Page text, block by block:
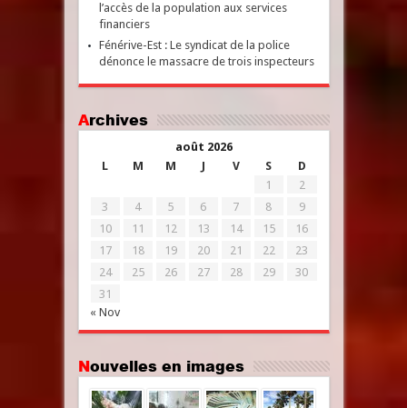
l’accès de la population aux services
financiers
Fénérive-Est : Le syndicat de la police
dénonce le massacre de trois inspecteurs
Archives
août 2026
L
M M J V S D
« Nov
1
2
3
4 5 6 7 8
9
10
11 12 13 14 15
16
17
18 19 20 21 22
23
24
25 26 27 28 29
30
31
Nouvelles en images